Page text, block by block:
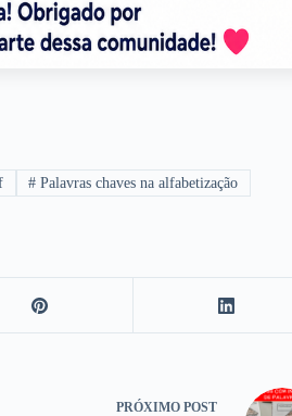
# Palavras chaves na alfabetização
PRÓXIMOPOST